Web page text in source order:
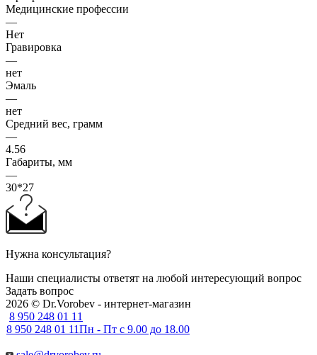
Медицинские профессии
—
Нет
Гравировка
—
нет
Эмаль
—
нет
Средний вес, грамм
—
4.56
Габариты, мм
—
30*27
Нужна консультация?
Наши специалисты ответят на любой интересующий вопрос
Задать вопрос
2026 © Dr.Vorobev - интернет-магазин
8 950 248 01 11
8 950 248 01 11Пн - Пт с 9.00 до 18.00